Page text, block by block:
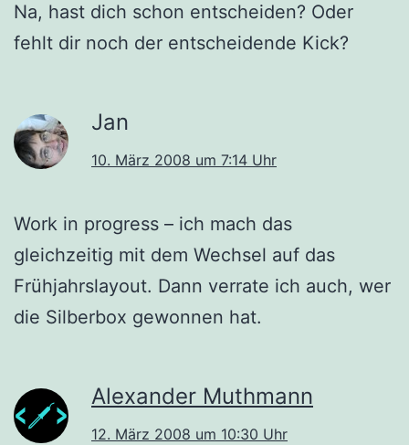
Na, hast dich schon entscheiden? Oder
fehlt dir noch der entscheidende Kick?
Jan
10. März 2008 um 7:14 Uhr
Work in progress – ich mach das
gleichzeitig mit dem Wechsel auf das
Frühjahrslayout. Dann verrate ich auch, wer
die Silberbox gewonnen hat.
Alexander Muthmann
12. März 2008 um 10:30 Uhr